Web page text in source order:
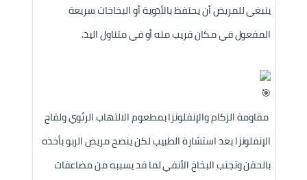
ينبغي للمريض أن يحتفظ بالأدوية أو البخاخات سريعة
المفعول في مكان قريب منه أو في متناول اليد.
مقاومة الزكام والإنفلونزا بمطعوم الالتهاب الرئوي ولقاح
الإنفلونزا بعد استشارة الطبيب لكن ينصح مريض الربو بأخذه
بالحقن وتجنب البخاخ الأنفي لما قد يسببه من مضاعفات